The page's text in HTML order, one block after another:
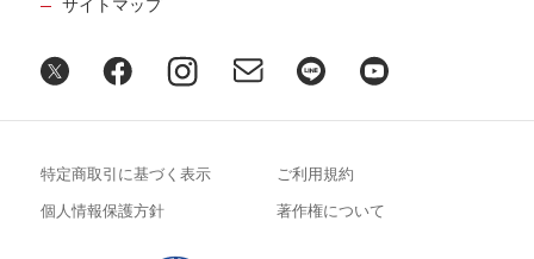
サイトマップ
特定商取引に基づく表示 ご利用規約
個人情報保護方針 著作権について